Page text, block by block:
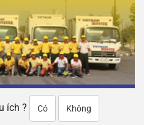
ích ? Có Không